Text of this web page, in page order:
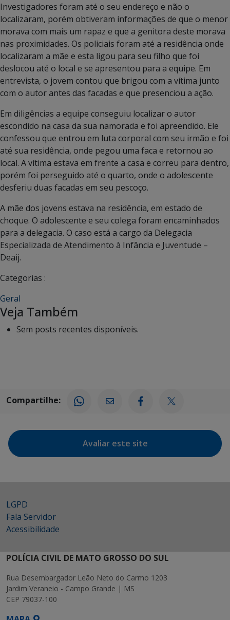
Investigadores foram até o seu endereço e não o
localizaram, porém obtiveram informações de que o menor
morava com mais um rapaz e que a genitora deste morava
nas proximidades. Os policiais foram até a residência onde
localizaram a mãe e esta ligou para seu filho que foi
deslocou até o local e se apresentou para a equipe. Em
entrevista, o jovem contou que brigou com a vítima junto
com o autor antes das facadas e que presenciou a ação.
Em diligências a equipe conseguiu localizar o autor
escondido na casa da sua namorada e foi apreendido. Ele
confessou que entrou em luta corporal com seu irmão e foi
até sua residência, onde pegou uma faca e retornou ao
local. A vítima estava em frente a casa e correu para dentro,
porém foi perseguido até o quarto, onde o adolescente
desferiu duas facadas em seu pescoço.
A mãe dos jovens estava na residência, em estado de
choque. O adolescente e seu colega foram encaminhados
para a delegacia. O caso está a cargo da Delegacia
Especializada de Atendimento à Infância e Juventude –
Deaij.
Categorias :
Geral
Veja Também
Sem posts recentes disponíveis.
Compartilhe:
Avaliar este site
LGPD
Fala Servidor
Acessibilidade
POLÍCIA CIVIL DE MATO GROSSO DO SUL
Rua Desembargador Leão Neto do Carmo 1203
Jardim Veraneio - Campo Grande | MS
CEP 79037-100